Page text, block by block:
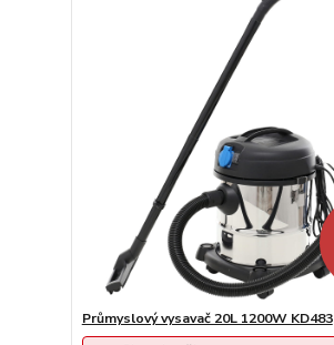
Průmyslový vysavač 20L 1200W KD483